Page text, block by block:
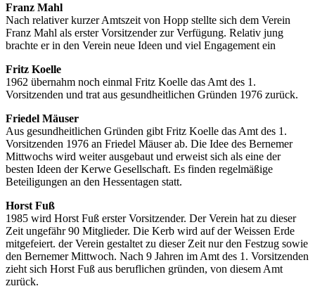
Franz Mahl
Nach relativer kurzer Amtszeit von Hopp stellte sich dem Verein
Franz Mahl als erster Vorsitzender zur Verfügung. Relativ jung
brachte er in den Verein neue Ideen und viel Engagement ein
Fritz Koelle
1962 übernahm noch einmal Fritz Koelle das Amt des 1.
Vorsitzenden und trat aus gesundheitlichen Gründen 1976 zurück.
Friedel Mäuser
Aus gesundheitlichen Gründen gibt Fritz Koelle das Amt des 1.
Vorsitzenden 1976 an Friedel Mäuser ab. Die Idee des Bernemer
Mittwochs wird weiter ausgebaut und erweist sich als eine der
besten Ideen der Kerwe Gesellschaft. Es finden regelmäßige
Beteiligungen an den Hessentagen statt.
Horst Fuß
1985 wird Horst Fuß erster Vorsitzender. Der Verein hat zu dieser
Zeit ungefähr 90 Mitglieder. Die Kerb wird auf der Weissen Erde
mitgefeiert. der Verein gestaltet zu dieser Zeit nur den Festzug sowie
den Bernemer Mittwoch. Nach 9 Jahren im Amt des 1. Vorsitzenden
zieht sich Horst Fuß aus beruflichen gründen, von diesem Amt
zurück.